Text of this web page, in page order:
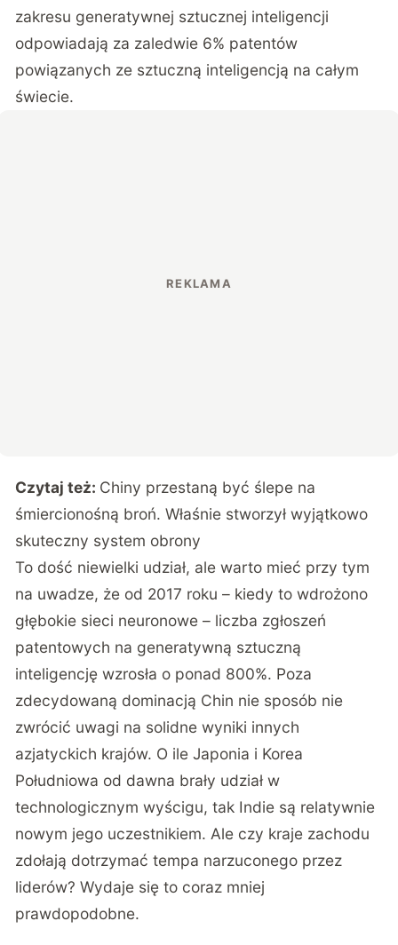
zakresu generatywnej sztucznej inteligencji
odpowiadają za zaledwie 6% patentów
powiązanych ze sztuczną inteligencją na całym
świecie.
Czytaj też: Chiny przestaną być ślepe na
śmiercionośną broń. Właśnie stworzył wyjątkowo
skuteczny system obrony
To dość niewielki udział, ale warto mieć przy tym
na uwadze, że od 2017 roku – kiedy to wdrożono
głębokie sieci neuronowe – liczba zgłoszeń
patentowych na generatywną sztuczną
inteligencję wzrosła o ponad 800%. Poza
zdecydowaną dominacją Chin nie sposób nie
zwrócić uwagi na solidne wyniki innych
azjatyckich krajów. O ile Japonia i Korea
Południowa od dawna brały udział w
technologicznym wyścigu, tak Indie są relatywnie
nowym jego uczestnikiem. Ale czy kraje zachodu
zdołają dotrzymać tempa narzuconego przez
liderów? Wydaje się to coraz mniej
prawdopodobne.